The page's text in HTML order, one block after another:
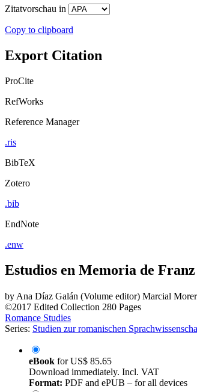
Zitatvorschau in
Copy to clipboard
Export Citation
ProCite
RefWorks
Reference Manager
.ris
BibTeX
Zotero
.bib
EndNote
.enw
Estudios en Memoria de
byAna Díaz Galán (Volume editor) Marcial
©2017 Edited Collection 280 Pages
Romance Studies
Series: Studien zur romanischen
eBook forUS$ 85.65
Download immediately. Incl. VAT
Format: PDF and ePUB – for all devices